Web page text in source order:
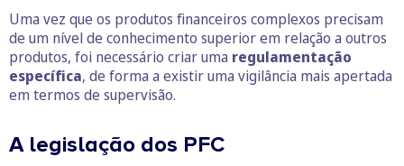
Uma vez que os produtos financeiros complexos precisam
de um nível de conhecimento superior em relação a outros
produtos, foi necessário criar uma regulamentação
específica, de forma a existir uma vigilância mais apertada
em termos de supervisão.
A legislação dos PFC